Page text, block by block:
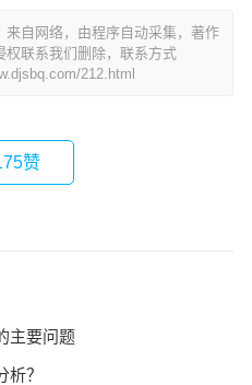
自网络，由程序自动采集，著作
联系我们删除，联系方式
212.html
赞
主要问题
？